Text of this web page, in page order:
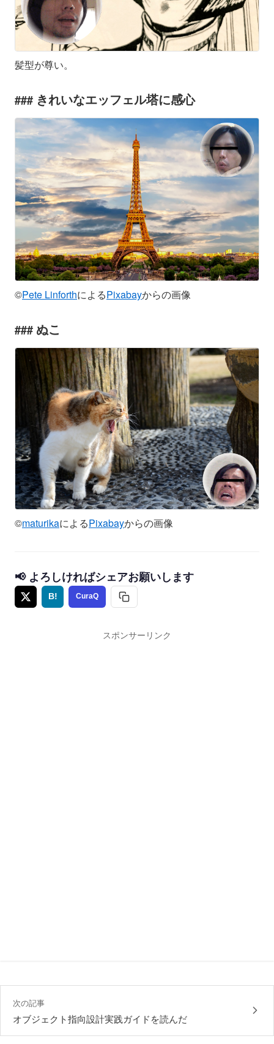
髪型が尊い。
きれいなエッフェル塔に感心
©Pete LinforthによるPixabayからの画像
ぬこ
©maturikaによるPixabayからの画像
📢 よろしければシェアお願いします
B! CuraQ
スポンサーリンク
次の記事
オブジェクト指向設計実践ガイドを読んだ